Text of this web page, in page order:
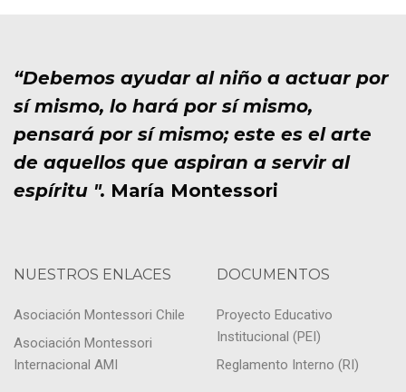
“Debemos ayudar al niño a actuar por
sí mismo, lo hará por sí mismo,
pensará por sí mismo; este es el arte
de aquellos que aspiran a servir al
espíritu ". María Montessori
NUESTROS ENLACES
Asociación Montessori Chile
Asociación Montessori
Internacional AMI
DOCUMENTOS
Proyecto Educativo
Institucional (PEI)
Reglamento Interno (RI)